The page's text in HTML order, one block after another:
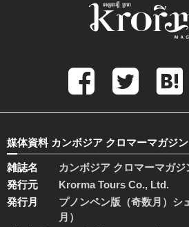
媒体資料 カンボジア クロマーマガジン
雑誌名
カンボジア クロマーマガジ
発行元
Krorma Tours Co., Ltd.
発行月
プノンペン版（奇数月）シ
月）